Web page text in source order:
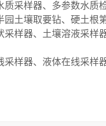
采样器、多参数水
土壤取要钻、硬土
样器、土壤溶液采
采样器、液体在线采样